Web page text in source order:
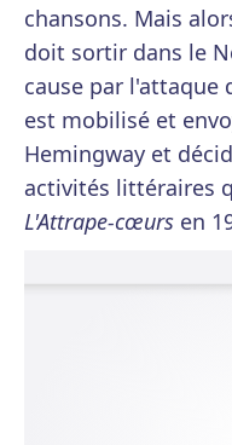
chansons. Mais
doit sortir dans le
cause par l'attaque
est mobilisé et
Hemingway et
activités littéraires
L'Attrape-cœurs en